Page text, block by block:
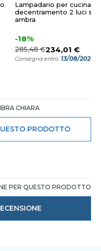
Lampadario per cucina
decentramento 2 luci
ambra
-18%
285,48 €234,01 €
Consegna entro: 13/08/2026
CHIARA
PRODOTTO
PER QUESTO PRODOTTO